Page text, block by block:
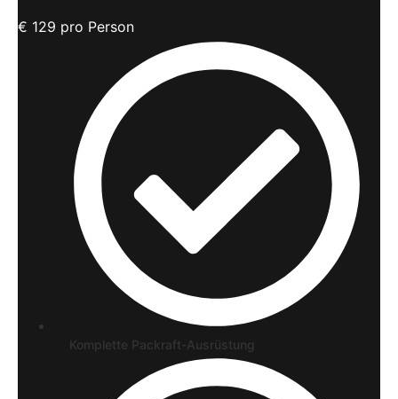
€ 129 pro Person
Komplette Packraft-Ausrüstung